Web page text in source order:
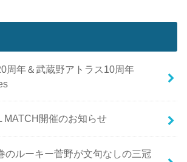
周年＆武蔵野アトラス10周年
MATCH開催のお知らせ
のルーキー菅野が文句なしの三冠